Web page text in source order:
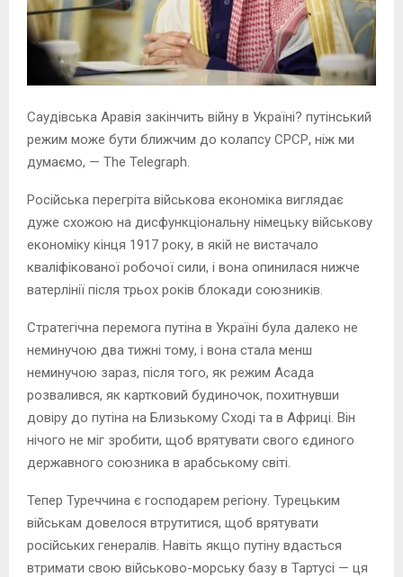
Саудівська Аравія закінчить війну в Україні? путінський
режим може бути ближчим до колапсу СРСР, ніж ми
думаємо, — The Telegraph.
Російська перегріта військова економіка виглядає
дуже схожою на дисфункціональну німецьку військову
економіку кінця 1917 року, в якій не вистачало
кваліфікованої робочої сили, і вона опинилася нижче
ватерлінії після трьох років блокади союзників.
Стратегічна перемога путіна в Україні була далеко не
неминучою два тижні тому, і вона стала менш
неминучою зараз, після того, як режим Асада
розвалився, як картковий будиночок, похитнувши
довіру до путіна на Близькому Сході та в Африці. Він
нічого не міг зробити, щоб врятувати свого єдиного
державного союзника в арабському світі.
Тепер Туреччина є господарем регіону. Турецьким
військам довелося втрутитися, щоб врятувати
російських генералів. Навіть якщо путіну вдасться
втримати свою військово-морську базу в Тартусі — ця